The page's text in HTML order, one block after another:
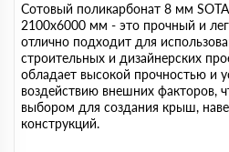
Сотовый поликарбонат 8 мм
2100х6000 мм - это прочный и
отлично подходит для
строительных и дизайнерских
обладает высокой прочностью и
воздействию внешних факторов,
выбором для создания крыш,
конструкций.